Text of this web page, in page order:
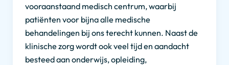
vooraanstaand medisch centrum, waarbij
patiënten voor bijna alle medische
behandelingen bij ons terecht kunnen. Naast de
klinische zorg wordt ook veel tijd en aandacht
besteed aan onderwijs, opleiding,